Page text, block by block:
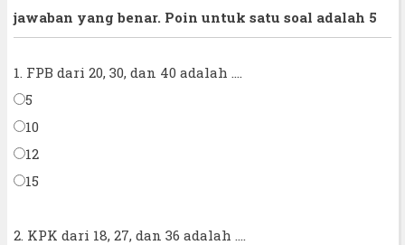
jawaban yang benar. Poin untuk satu soal adalah 5
1. FPB dari 20, 30, dan 40 adalah ....
5
10
12
15
2. KPK dari 18, 27, dan 36 adalah ....